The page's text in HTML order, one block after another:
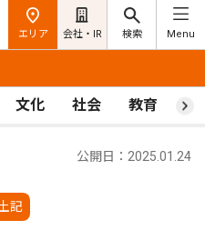
エリア 会社・IR 検索 Menu
文化 社会 教育 ス
記
公開日：2025.01.24